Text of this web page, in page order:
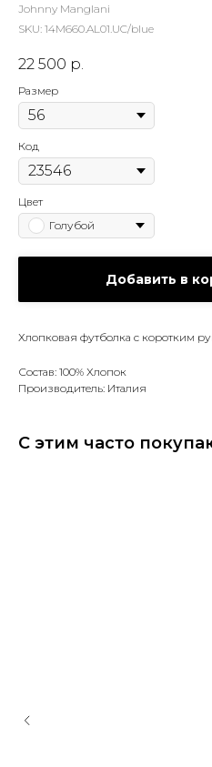
Johnny Manglani
SKU: 14M660.AL01.UC/blue
22 500 р.
Размер
Код
Цвет
Голубой
Добавить в
Хлопковая футболка с коротким
Состав: 100% Хлопок
Производитель: Италия
С этим часто